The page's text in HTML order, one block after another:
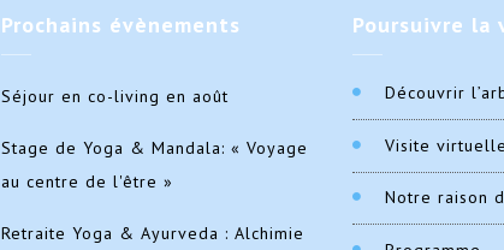
Prochains évènements
Séjour en co-living en août
Stage de Yoga & Mandala: « Voyage
au centre de l'être »
Retraite Yoga & Ayurveda : Alchimie
Poursuivre la
Découvrir
Visite virtuelle
Notre raison